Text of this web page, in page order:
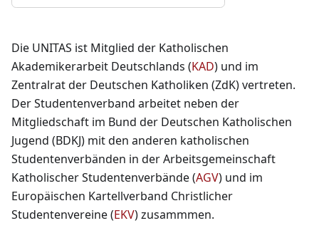
Die UNITAS ist Mitglied der Katholischen
Akademikerarbeit Deutschlands (KAD) und im
Zentralrat der Deutschen Katholiken (ZdK) vertreten.
Der Studentenverband arbeitet neben der
Mitgliedschaft im Bund der Deutschen Katholischen
Jugend (BDKJ) mit den anderen katholischen
Studentenverbänden in der Arbeitsgemeinschaft
Katholischer Studentenverbände (AGV) und im
Europäischen Kartellverband Christlicher
Studentenvereine (EKV) zusammmen.